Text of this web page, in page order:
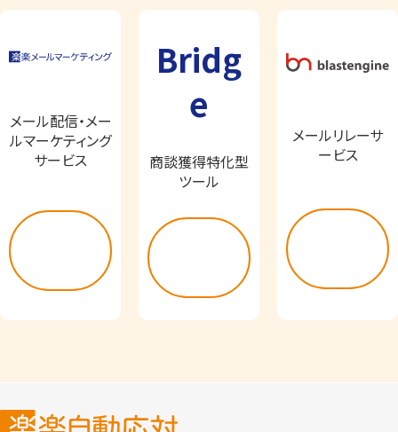
メール配信・メー
ルマーケティング
サービス
Bridg
e
商談獲得特化型
ツール
メールリレーサ
ービス